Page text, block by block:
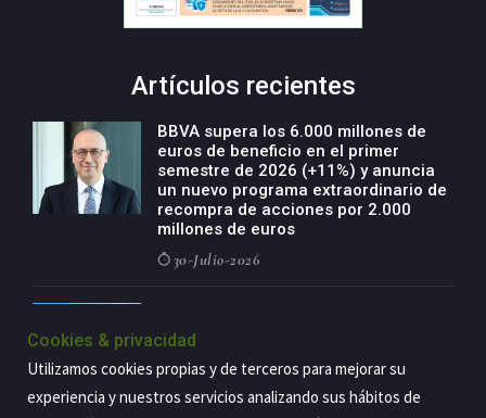
Artículos recientes
BBVA supera los 6.000 millones de
euros de beneficio en el primer
semestre de 2026 (+11%) y anuncia
un nuevo programa extraordinario de
recompra de acciones por 2.000
millones de euros
30-Julio-2026
negocio agro con un modelo global
de especialización presente en siete
países
29-Julio-2026
Cookies & privacidad
Utilizamos cookies propias y de terceros para mejorar su
experiencia y nuestros servicios analizando sus hábitos de